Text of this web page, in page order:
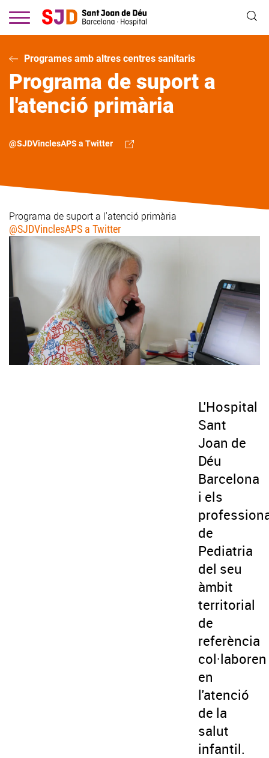
contingut
Programes amb altres centres sanitaris
Programa de suport a
l'atenció primària
@SJDVinclesAPS a Twitter
Programa de suport a l'atenció primària
@SJDVinclesAPS a Twitter
L'Hospital
Sant
Joan de
Déu
Barcelona
i els
de
Pediatria
del seu
àmbit
territorial
de
referència
col·laboren
en
l'atenció
de la
salut
infantil.